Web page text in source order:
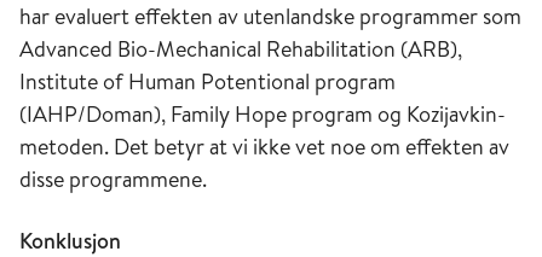
har evaluert effekten av utenlandske programmer som
Advanced Bio-Mechanical Rehabilitation (ARB),
Institute of Human Potentional program
(IAHP/Doman), Family Hope program og Kozijavkin-
metoden. Det betyr at vi ikke vet noe om effekten av
disse programmene.
Konklusjon